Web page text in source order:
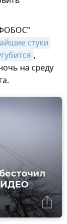
стуки
,
на среду